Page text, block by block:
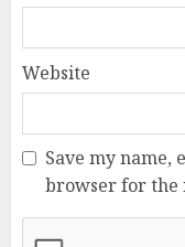
Website
Save my name,
browser for the